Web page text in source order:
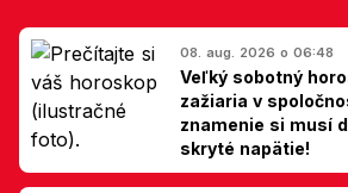
08. aug. 2026 o 06:48
Veľký sobotný
zažiaria v
znamenie si musí
skryté napätie!